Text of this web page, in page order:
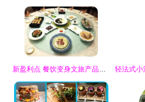
新盈利点 餐饮变身文旅产品需要几步——从餐厅到文化消费目的地的实战指南